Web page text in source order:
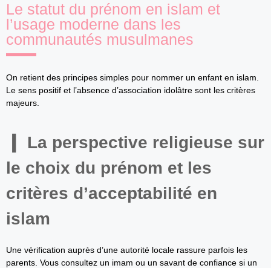
Le statut du prénom en islam et
l’usage moderne dans les
communautés musulmanes
On retient des principes simples pour nommer un enfant en islam.
Le sens positif et l’absence d’association idolâtre sont les critères
majeurs.
La perspective religieuse sur
le choix du prénom et les
critères d’acceptabilité en
islam
Une vérification auprès d’une autorité locale rassure parfois les
parents. Vous consultez un imam ou un savant de confiance si un